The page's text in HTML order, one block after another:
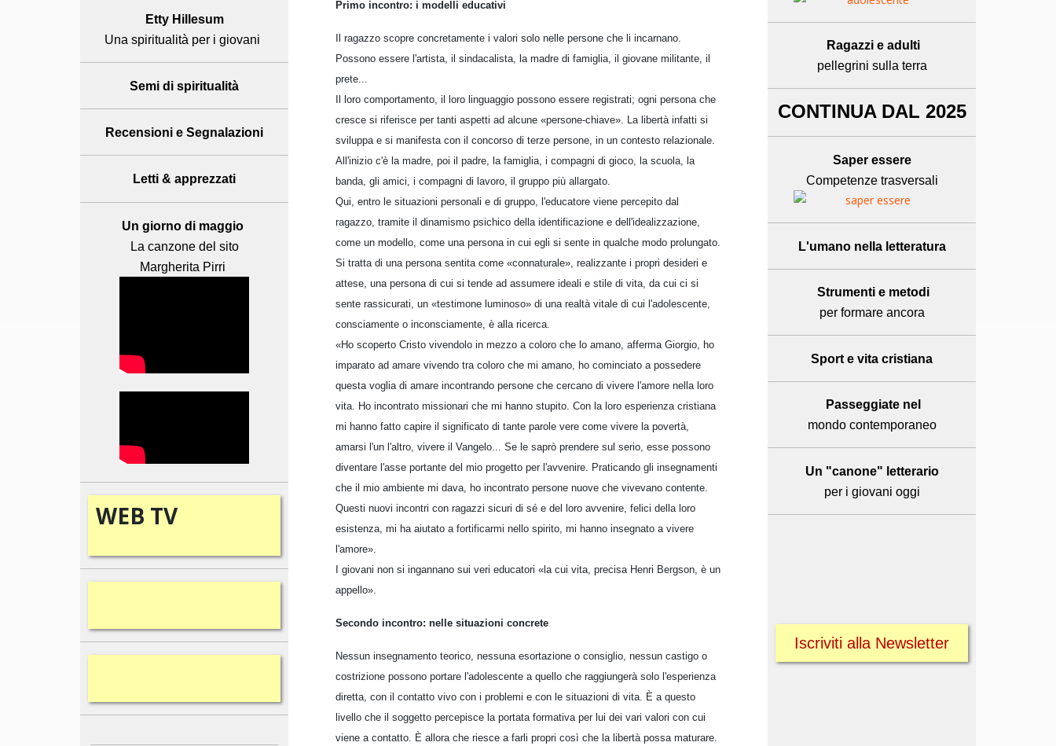
Etty Hillesum
Una spiritualità per i giovani
Semi di spiritualità
Recensioni e Segnalazioni
Letti & apprezzati
Un giorno di maggio
La canzone del sito
Margherita Pirri
WEB TV
Primo incontro: i modelli educativi
Il ragazzo scopre concretamente i valori solo nelle persone che li incarnano.
Possono essere l'artista, il sindacalista, la madre di famiglia, il giovane militante, il
prete...
Il loro comportamento, il loro linguaggio possono essere registrati; ogni persona che
cresce si riferisce per tanti aspetti ad alcune «persone-chiave». La libertà infatti si
sviluppa e si manifesta con il concorso di terze persone, in un contesto relazionale.
All'inizio c'è la madre, poi il padre, la famiglia, i compagni di gioco, la scuola, la
banda, gli amici, i compagni di lavoro, il gruppo più allargato.
Qui, entro le situazioni personali e di gruppo, l'educatore viene percepito dal
ragazzo, tramite il dinamismo psichico della identificazione e dell'idealizzazione,
come un modello, come una persona in cui egli si sente in qualche modo prolungato.
Si tratta di una persona sentita come «connaturale», realizzante i propri desideri e
attese, una persona di cui si tende ad assumere ideali e stile di vita, da cui ci si
sente rassicurati, un «testimone luminoso» di una realtà vitale di cui l'adolescente,
consciamente o inconsciamente, è alla ricerca.
«Ho scoperto Cristo vivendolo in mezzo a coloro che lo amano, afferma Giorgio, ho
imparato ad amare vivendo tra coloro che mi amano, ho cominciato a possedere
questa voglia di amare incontrando persone che cercano di vivere l'amore nella loro
vita. Ho incontrato missionari che mi hanno stupito. Con la loro esperienza cristiana
mi hanno fatto capire il significato di tante parole vere come vivere la povertà,
amarsi l'un l'altro, vivere il Vangelo... Se le saprò prendere sul serio, esse possono
diventare l'asse portante del mio progetto per l'avvenire. Praticando gli insegnamenti
che il mio ambiente mi dava, ho incontrato persone nuove che vivevano contente.
Questi nuovi incontri con ragazzi sicuri di sé e del loro avvenire, felici della loro
esistenza, mi ha aiutato a fortificarmi nello spirito, mi hanno insegnato a vivere
l'amore».
I giovani non si ingannano sui veri educatori «la cui vita, precisa Henri Bergson, è un
appello».
Secondo incontro: nelle situazioni concrete
Nessun insegnamento teorico, nessuna esortazione o consiglio, nessun castigo o
costrizione possono portare l'adolescente a quello che raggiungerà solo l'esperienza
diretta, con il contatto vivo con i problemi e con le situazioni di vita. È a questo
livello che il soggetto percepisce la portata formativa per lui dei vari valori con cui
viene a contatto. È allora che riesce a farli propri così che la libertà possa maturare.
Ragazzi e adulti
pellegrini sulla terra
CONTINUA DAL 2025
Saper essere
Competenze trasversali
L'umanonella letteratura
Strumenti e metodi
per formare ancora
Sport e vita cristiana
Passeggiate nel
mondo contemporaneo
Un "canone" letterario
per i giovani oggi
Iscriviti alla Newsletter